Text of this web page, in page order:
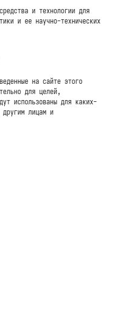
и технологии для
и ее научно-технических
на сайте этого
для целей,
использованы для каких-
другим лицам и